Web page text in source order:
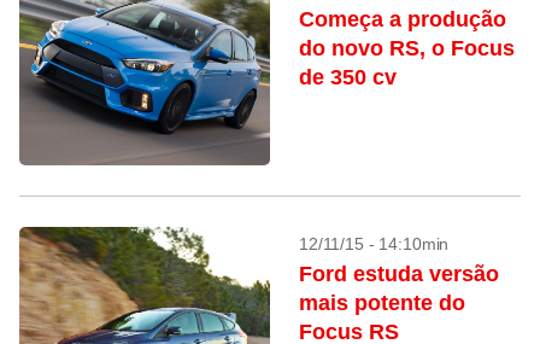
Começa a produção
do novo RS, o Focus
de 350 cv
12/11/15 - 14:10min
Ford estuda versão
mais potente do
Focus RS